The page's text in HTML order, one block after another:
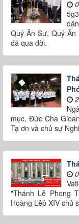
Quý Ân Sư, Quý
đã qua đời.
mục, Đức Cha
Tạ ơn và chủ sự
"Thánh Lễ Phong
Hoàng Lêô XIV chủ